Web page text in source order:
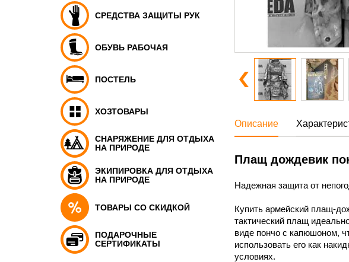
СРЕДСТВА ЗАЩИТЫ РУК
ОБУВЬ РАБОЧАЯ
ПОСТЕЛЬ
ХОЗТОВАРЫ
СНАРЯЖЕНИЕ ДЛЯ ОТДЫХА
НА ПРИРОДЕ
ЭКИПИРОВКА ДЛЯ ОТДЫХА
НА ПРИРОДЕ
ТОВАРЫ СО СКИДКОЙ
ПОДАРОЧНЫЕ
СЕРТИФИКАТЫ
Описание
Плащ дождевик
Надежная защита от
Купить армейский плащ-
тактический плащ
виде пончо с капюшоном,
использовать его как
условиях.